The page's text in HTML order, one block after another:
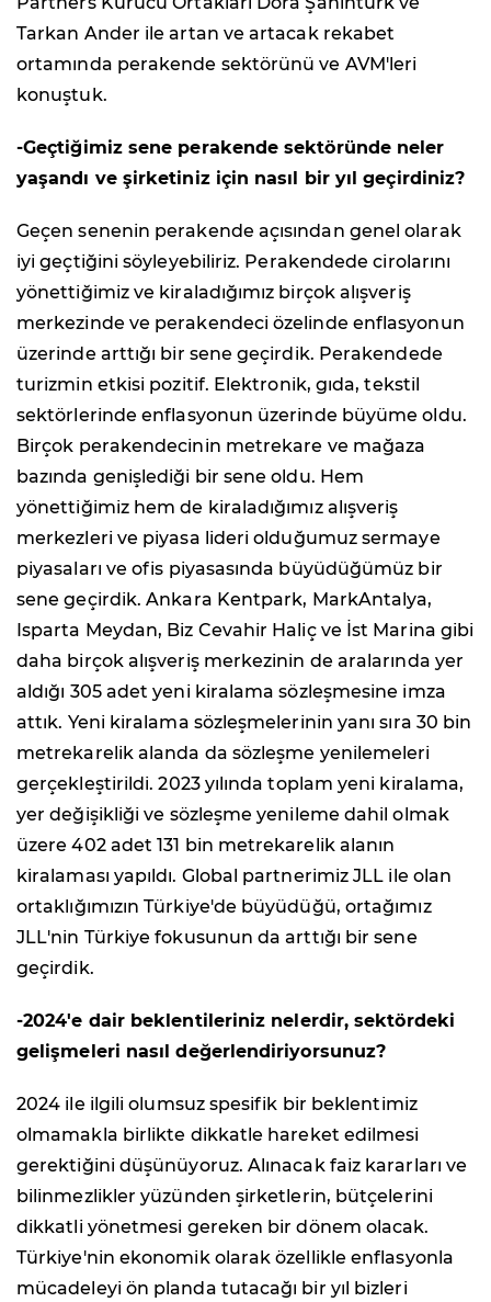
Tarkan Ander ile artan ve artacak rekabet
ortamında perakende sektörünü ve AVM'leri
konuştuk.
-Geçtiğimiz sene perakende sektöründe neler
yaşandı ve şirketiniz için nasıl bir yıl geçirdiniz?
Geçen senenin perakende açısından genel olarak
iyi geçtiğini söyleyebiliriz. Perakendede cirolarını
yönettiğimiz ve kiraladığımız birçok alışveriş
merkezinde ve perakendeci özelinde enflasyonun
üzerinde arttığı bir sene geçirdik. Perakendede
turizmin etkisi pozitif. Elektronik, gıda, tekstil
sektörlerinde enflasyonun üzerinde büyüme oldu.
Birçok perakendecinin metrekare ve mağaza
bazında genişlediği bir sene oldu. Hem
yönettiğimiz hem de kiraladığımız alışveriş
merkezleri ve piyasa lideri olduğumuz sermaye
piyasaları ve ofis piyasasında büyüdüğümüz bir
sene geçirdik. Ankara Kentpark, MarkAntalya,
Isparta Meydan, Biz Cevahir Haliç ve İst Marina gibi
daha birçok alışveriş merkezinin de aralarında yer
aldığı 305 adet yeni kiralama sözleşmesine imza
attık. Yeni kiralama sözleşmelerinin yanı sıra 30 bin
metrekarelik alanda da sözleşme yenilemeleri
gerçekleştirildi. 2023 yılında toplam yeni kiralama,
yer değişikliği ve sözleşme yenileme dahil olmak
üzere 402 adet 131 bin metrekarelik alanın
kiralaması yapıldı. Global partnerimiz JLL ile olan
ortaklığımızın Türkiye'de büyüdüğü, ortağımız
JLL'nin Türkiye fokusunun da arttığı bir sene
geçirdik.
-2024'e dair beklentileriniz nelerdir, sektördeki
gelişmeleri nasıl değerlendiriyorsunuz?
2024 ile ilgili olumsuz spesifik bir beklentimiz
olmamakla birlikte dikkatle hareket edilmesi
gerektiğini düşünüyoruz. Alınacak faiz kararları ve
bilinmezlikler yüzünden şirketlerin, bütçelerini
dikkatli yönetmesi gereken bir dönem olacak.
Türkiye'nin ekonomik olarak özellikle enflasyonla
mücadeleyi ön planda tutacağı bir yıl bizleri